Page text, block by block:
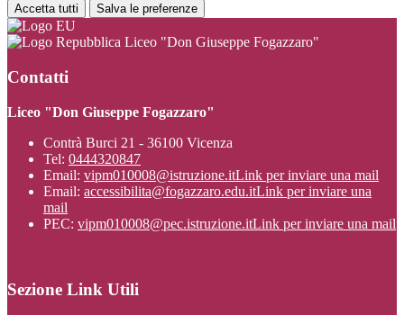
Accetta tutti Salva le preferenze
Liceo "Don Giuseppe Fogazzaro"
Contatti
Liceo "Don Giuseppe Fogazzaro"
Contrà Burci 21 - 36100 Vicenza
Tel: 0444320847
Email: vipm010008@istruzione.itLink per inviare una mail
Email: accessibilita@fogazzaro.edu.itLink per inviare una
mail
PEC: vipm010008@pec.istruzione.itLink per inviare una mail
Sezione Link Utili